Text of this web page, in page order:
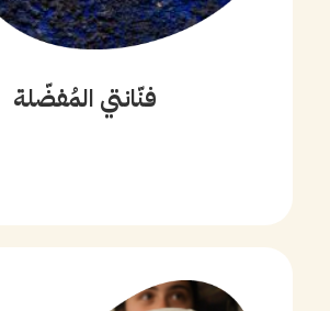
فنّانتي المُفضّلة